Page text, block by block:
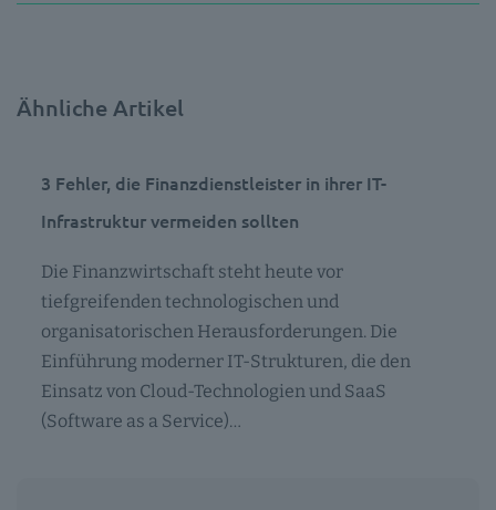
Ähnliche Artikel
3 Fehler, die Finanzdienstleister in ihrer IT-
Infrastruktur vermeiden sollten
Die Finanzwirtschaft steht heute vor
tiefgreifenden technologischen und
organisatorischen Herausforderungen. Die
Einführung moderner IT-Strukturen, die den
Einsatz von Cloud-Technologien und SaaS
(Software as a Service)…